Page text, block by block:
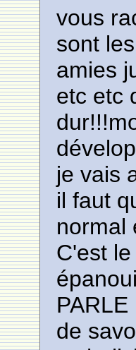
vous
sont
amies
etc etc
je vais
il faut
normal
C'est
de